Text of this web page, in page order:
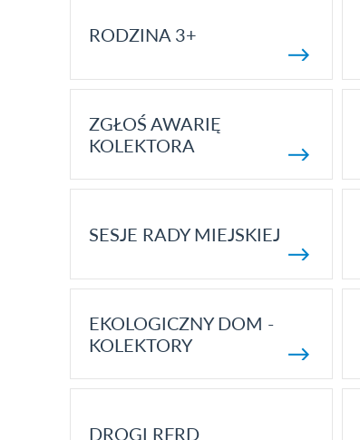
RODZINA 3+
ZGŁOŚ AWARIĘ
KOLEKTORA
SESJE RADY MIEJSKIEJ
EKOLOGICZNY DOM -
KOLEKTORY
DROGI RFRD